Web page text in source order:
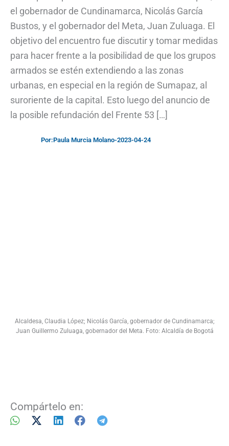
el gobernador de Cundinamarca, Nicolás García
Bustos, y el gobernador del Meta, Juan Zuluaga. El
objetivo del encuentro fue discutir y tomar medidas
para hacer frente a la posibilidad de que los grupos
armados se estén extendiendo a las zonas
urbanas, en especial en la región de Sumapaz, al
suroriente de la capital. Esto luego del anuncio de
la posible refundación del Frente 53 […]
Por:Paula Murcia Molano-2023-04-24
Alcaldesa, Claudia López; Nicolás García, gobernador de Cundinamarca;
Juan Guillermo Zuluaga, gobernador del Meta. Foto: Alcaldía de Bogotá
Compártelo en: